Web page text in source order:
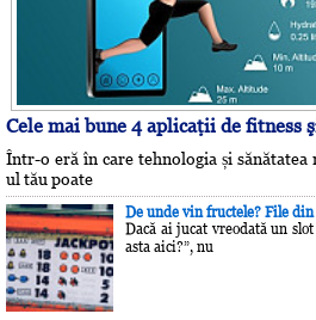
Cele mai bune 4 aplicaţii de fitness
Într-o eră în care tehnologia și sănătatea
ul tău poate
De unde vin fructele? File
Dacă ai jucat vreodată un
asta aici?”, nu